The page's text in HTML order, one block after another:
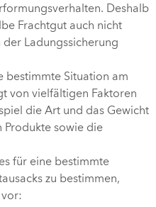
Deshalb
Frachtgut auch nicht
Ladungssicherung
bestimmte Situation am
von vielfältigen Faktoren
die Art und das Gewicht
Produkte sowie die
für eine bestimmte
zu bestimmen,